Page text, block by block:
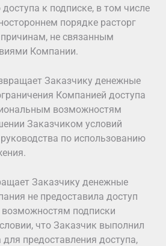
к подписке, в том числе
порядке расторг
не связанным
Компании.
Заказчику денежные
Компанией доступа
возможностям
Заказчиком условий
по использованию
Заказчику денежные
не предоставила доступ
подписки
что Заказчик выполнил
для предоставления доступа,